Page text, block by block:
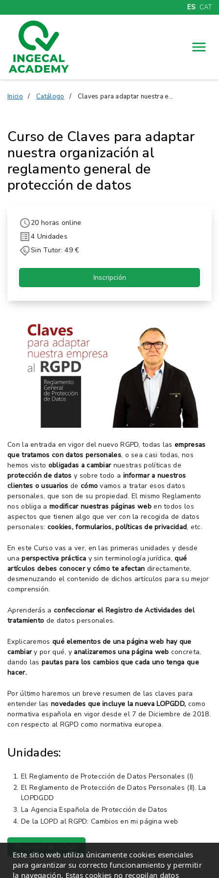
ES CAT
Menú
Inicio Catálogo Claves para adaptar nuestra empresa al RGPD
Curso de Claves para adaptar
nuestra organización al
reglamento general de
protección de datos
20 horas online
4 Unidades
Sin Tutor: 49 €
Inscripción
Con la entrada en vigor del nuevo RGPD, todas las empresas
que tratamos con datos personales, o sea casi todas, nos
hemos visto obligadas a cambiar nuestras políticas de
protección de datos y sobre todo a informar a nuestros
clientes o usuarios de cómovamos a tratar esos datos
personales, que son de su propiedad. El mismo Reglamento
nos obliga a modificar nuestras páginas weben todos los
aspectos que tienen algo que ver con la recogida de datos
personales: cookies, formularios, políticas de privacidad, etc.
En este Curso vas a ver, en las primeras unidades y desde
unaperspectiva práctica y sin terminología jurídica,qué
artículos debes conocer y cómo te afectan directamente,
desmenuzando el contenido de dichos artículos para su mejor
comprensión.
Aprenderás a confeccionar el Registro de Actividades del
tratamiento de datos personales.
Explicaremos qué elementos de una página web hay que
cambiary por qué, yanalizaremos una página web concreta,
dando las pautas para los cambios que cada uno tenga que
hacer.
Por último haremos un breve resumen de las claves para
entender las novedades que incluye la nueva LOPGDD, como
normativa española en vigor desde el 7 de Diciembre de 2018.
con respecto al RGPD como normativa europea.
Unidades:
El Reglamento de Protección de Datos Personales (I)
El Reglamento de Protección de Datos Personales (II). La
LOPDGDD
La Agencia Española de Protección de Datos
De la LOPD al RGPD: Cambios en mi página web
Este sitio web utiliza únicamente cookies esenciales
para garantizar su correcto funcionamiento y permitir
la navegación. Estas cookies no recopilan datos